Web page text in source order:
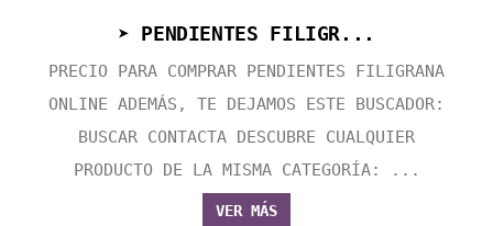
➤ PENDIENTES FILIGR...
PRECIO PARA COMPRAR PENDIENTES FILIGRANA
ONLINE ADEMÁS, TE DEJAMOS ESTE BUSCADOR:
BUSCAR CONTACTA DESCUBRE CUALQUIER
PRODUCTO DE LA MISMA CATEGORÍA: ...
VER MÁS